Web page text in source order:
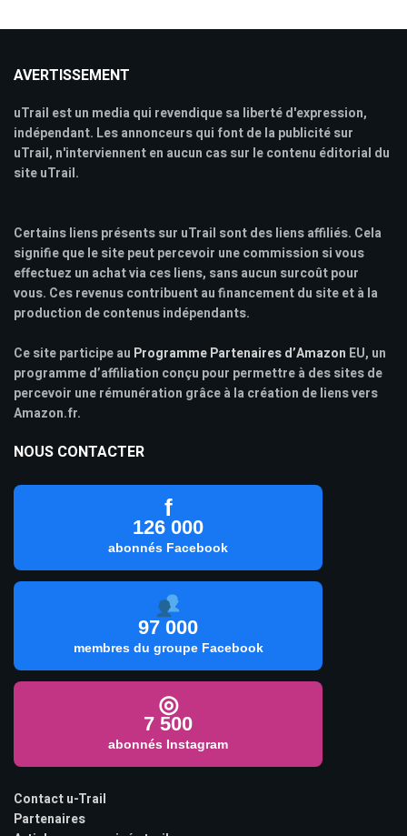
AVERTISSEMENT
uTrail est un media qui revendique sa liberté d'expression,
indépendant. Les annonceurs qui font de la publicité sur
uTrail, n'interviennent en aucun cas sur le contenu éditorial du
site uTrail.
Certains liens présents sur uTrail sont des liens affiliés. Cela
signifie que le site peut percevoir une commission si vous
effectuez un achat via ces liens, sans aucun surcoût pour
vous. Ces revenus contribuent au financement du site et à la
production de contenus indépendants.
Ce site participe au Programme Partenaires d’Amazon EU, un
programme d’affiliation conçu pour permettre à des sites de
percevoir une rémunération grâce à la création de liens vers
Amazon.fr.
NOUS CONTACTER
f
126 000
abonnés Facebook
97 000
membres du groupe Facebook
◎
7 500
abonnés Instagram
Contact u-Trail
Partenaires